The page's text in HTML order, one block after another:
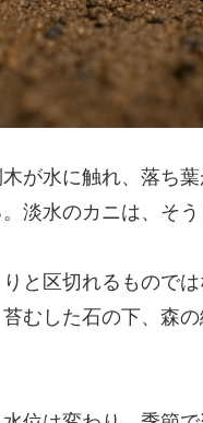
が水に触れ、落ち
淡水のカニは、そ
と区切れるもので
むした石の下、